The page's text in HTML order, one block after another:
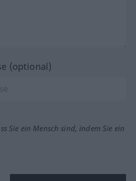
(optional)
Sie ein Mensch sind, indem Sie ein